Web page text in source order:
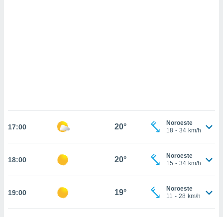
aceptar
de
17:00 20°
Noroeste
18 - 34 km/h
18:00 20°
Noroeste
15 - 34 km/h
19:00 19°
Noroeste
11 - 28 km/h